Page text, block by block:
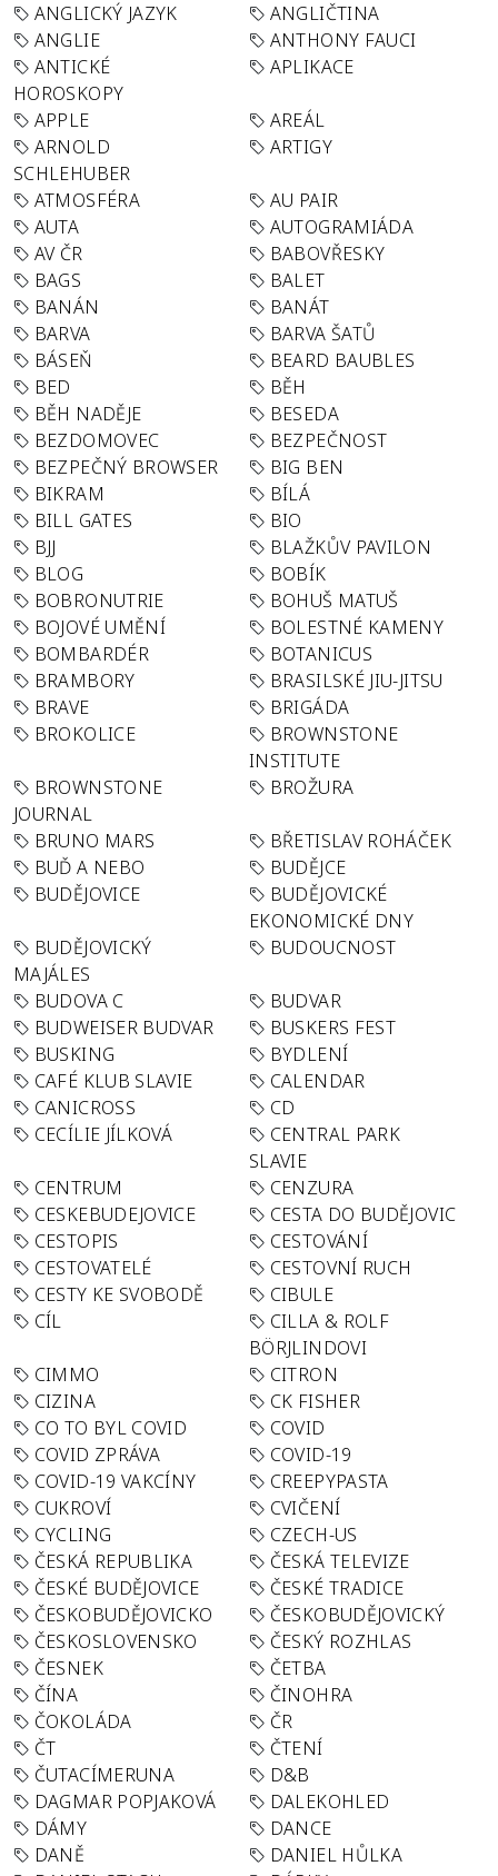
ANGLICKÝ JAZYK
ANGLIČTINA
ANGLIE
ANTHONY FAUCI
ANTICKÉ
HOROSKOPY
APLIKACE
APPLE
AREÁL
ARNOLD
SCHLEHUBER
ARTIGY
ATMOSFÉRA
AU PAIR
AUTA
AUTOGRAMIÁDA
AV ČR
BABOVŘESKY
BAGS
BALET
BANÁN
BANÁT
BARVA
BARVA ŠATŮ
BÁSEŇ
BEARD BAUBLES
BED
BĚH
BĚH NADĚJE
BESEDA
BEZDOMOVEC
BEZPEČNOST
BEZPEČNÝ BROWSER
BIG BEN
BIKRAM
BÍLÁ
BILL GATES
BIO
BJJ
BLAŽKŮV PAVILON
BLOG
BOBÍK
BOBRONUTRIE
BOHUŠ MATUŠ
BOJOVÉ UMĚNÍ
BOLESTNÉ KAMENY
BOMBARDÉR
BOTANICUS
BRAMBORY
BRASILSKÉ JIU-JITSU
BRAVE
BRIGÁDA
BROKOLICE
BROWNSTONE
INSTITUTE
BROWNSTONE
JOURNAL
BROŽURA
BRUNO MARS
BŘETISLAV ROHÁČEK
BUĎ A NEBO
BUDĚJCE
BUDĚJOVICE
BUDĚJOVICKÉ
EKONOMICKÉ DNY
BUDĚJOVICKÝ
MAJÁLES
BUDOUCNOST
BUDOVA C
BUDVAR
BUDWEISER BUDVAR
BUSKERS FEST
BUSKING
BYDLENÍ
CAFÉ KLUB SLAVIE
CALENDAR
CANICROSS
CD
CECÍLIE JÍLKOVÁ
CENTRAL PARK
SLAVIE
CENTRUM
CENZURA
CESKEBUDEJOVICE
CESTA DO BUDĚJOVIC
CESTOPIS
CESTOVÁNÍ
CESTOVATELÉ
CESTOVNÍ RUCH
CESTY KE SVOBODĚ
CIBULE
CÍL
CILLA & ROLF
BÖRJLINDOVI
CIMMO
CITRON
CIZINA
CK FISHER
CO TO BYL COVID
COVID
COVID ZPRÁVA
COVID-19
COVID-19 VAKCÍNY
CREEPYPASTA
CUKROVÍ
CVIČENÍ
CYCLING
CZECH-US
ČESKÁ REPUBLIKA
ČESKÁ TELEVIZE
ČESKÉ BUDĚJOVICE
ČESKÉ TRADICE
ČESKOBUDĚJOVICKO
ČESKOBUDĚJOVICKÝ
ČESKOSLOVENSKO
ČESKÝ ROZHLAS
ČESNEK
ČETBA
ČÍNA
ČINOHRA
ČOKOLÁDA
ČR
ČT
ČTENÍ
ČUTACÍMERUNA
D&B
DAGMAR POPJAKOVÁ
DALEKOHLED
DÁMY
DANCE
DANĚ
DANIEL HŮLKA